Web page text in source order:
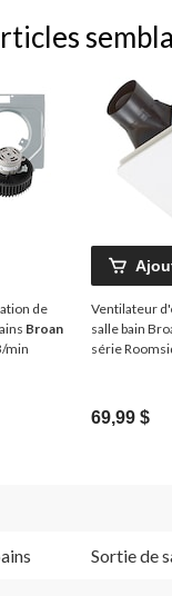
de
Broan
min
Ventilateur
salle bain
série
69,99 $
Sortie de